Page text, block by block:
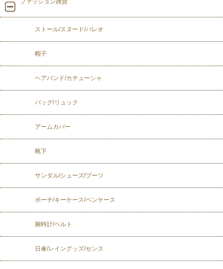
ファッション雑貨
ストール/スヌード/パレオ
帽子
ヘアバンド/カチューシャ
バッグ/リュック
アームカバー
靴下
サンダル/シューズ/ブーツ
ポーチ/キーケース/ペンケース
腕時計/ベルト
日傘/レイングッズ/センス